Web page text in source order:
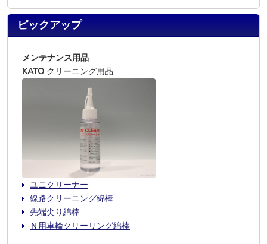
ピックアップ
メンテナンス用品
KATO クリーニング用品
ユニクリーナー
線路クリーニング綿棒
先端尖り綿棒
Ｎ用車輪クリーリング綿棒